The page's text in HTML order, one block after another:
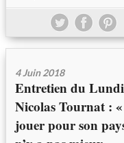
4 Juin 2018
Entretien du
Nicolas Tournat : «
jouer pour son